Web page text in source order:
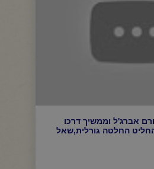
אברג'ל וממשיך דרכו
החלטה גורלית,שאל